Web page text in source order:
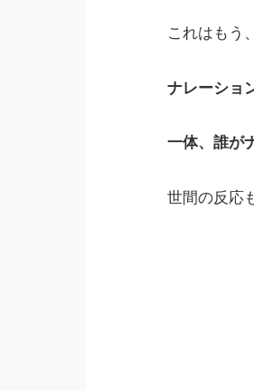
これはもう
ナレーショ
一体、誰が
世間の反応